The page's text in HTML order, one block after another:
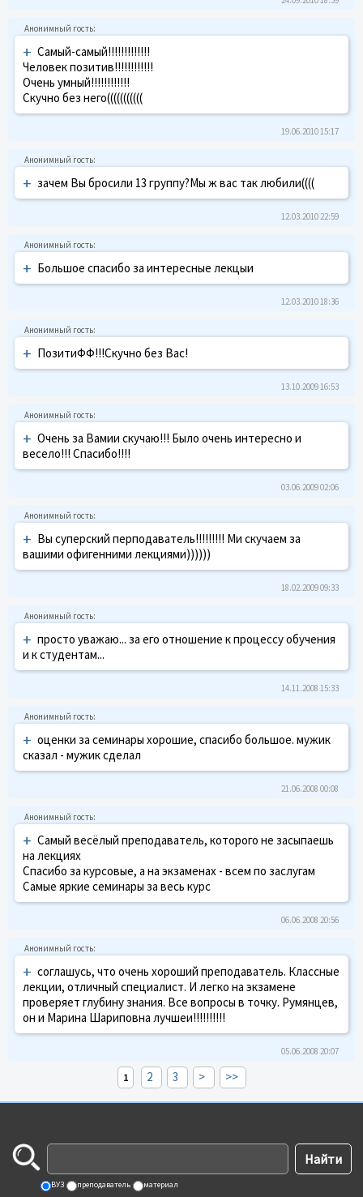
+ Самый-самый!!!!!!!!!!!!!
Человек позитив!!!!!!!!!!!!
Очень умный!!!!!!!!!!!!
Скучно без него(((((((((((
19.06.2010 15:17
+ зачем Вы бросили 13 группу?Мы ж вас так любили((((
12.03.2010 22:59
+ Большое спасибо за интересные лекцыи
12.03.2010 18:36
+ ПозитиФФ!!!Скучно без Вас!
13.10.2009 16:53
+ Очень за Вамии скучаю!!! Было очень интересно и
весело!!! Спасибо!!!!
03.06.2009 02:06
+ Вы суперский перподаватель!!!!!!!!! Ми скучаем за
вашими офигенними лекциями))))))
18.02.2009 09:33
+ просто уважаю... за его отношение к процессу обучения
и к студентам...
14.11.2008 15:33
+ оценки за семинары хорошие, спасибо большое. мужик
сказал - мужик сделал
21.06.2008 00:08
+ Самый весёлый преподаватель, которого не засыпаешь
на лекциях
Спасибо за курсовые, а на экзаменах - всем по заслугам
Самые яркие семинары за весь курс
06.06.2008 20:56
+ соглашусь, что очень хороший преподаватель. Классные
лекции, отличный специалист. И легко на экзамене
проверяет глубину знания. Все вопросы в точку. Румянцев,
он и Марина Шариповна лучшеи!!!!!!!!!!
05.06.2008 20:07
1 2 3 > >>
ВУЗ преподаватель материал